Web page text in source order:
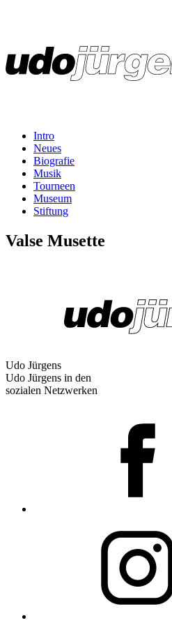
Intro
Neues
Biografie
Musik
Tourneen
Museum
Stiftung
Valse Musette
Udo Jürgens
Udo Jürgens in den
sozialen Netzwerken